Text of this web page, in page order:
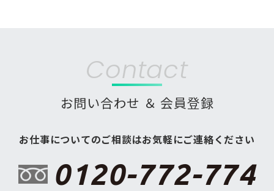
Contact
お問い合わせ ＆ 会員登録
お仕事についてのご相談はお気軽にご連絡ください
0120-772-774